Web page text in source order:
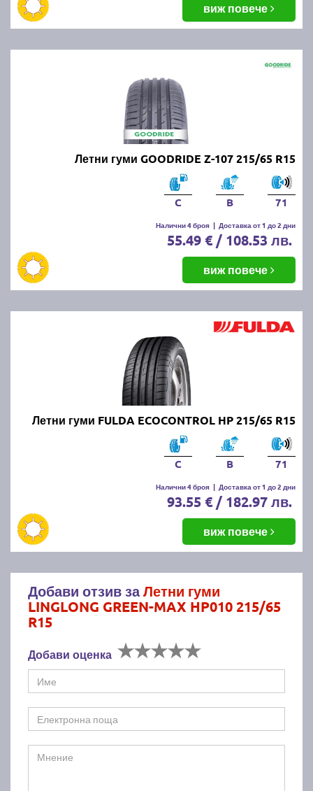
виж повече
Летни гуми GOODRIDE Z-107 215/65 R15
C B 71
Налични 4 броя | Доставка от 1 до 2 дни
55.49 € / 108.53 лв.
виж повече
Летни гуми FULDA ECOCONTROL HP 215/65 R15
C B 71
Налични 4 броя | Доставка от 1 до 2 дни
93.55 € / 182.97 лв.
виж повече
Добави отзив заЛетни гуми
LINGLONG GREEN-MAX HP010 215/65
R15
Добави оценка